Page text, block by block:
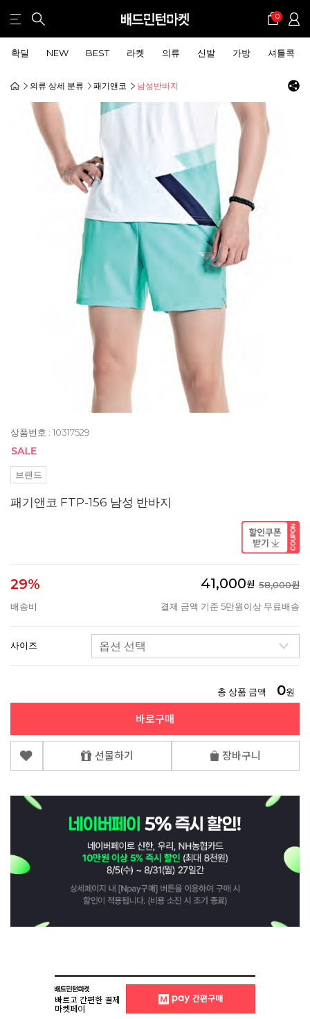
0
확딜 NEW BEST 라켓 의류 신발 가방 셔틀콕
의류 상세 분류 패기앤코 남성반바지
상품번호 : 10317529
브랜드
패기앤코 FTP-156 남성 반바지
29% 41,000원 58,000원
배송비
결제 금액 기준 5만원이상 무료배송
사이즈
총 상품 금액 0원
바로구매
선물하기 장바구니